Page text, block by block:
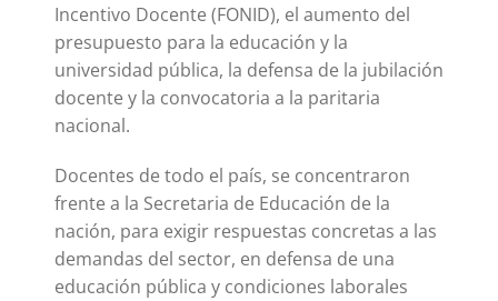
Incentivo Docente (FONID), el aumento del
presupuesto para la educación y la
universidad pública, la defensa de la jubilación
docente y la convocatoria a la paritaria
nacional.
Docentes de todo el país, se concentraron
frente a la Secretaria de Educación de la
nación, para exigir respuestas concretas a las
demandas del sector, en defensa de una
educación pública y condiciones laborales